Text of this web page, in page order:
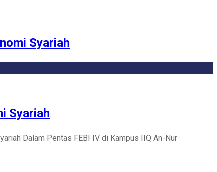
Syariah
Syariah
Dalam Pentas FEBI IV di Kampus IIQ An-Nur